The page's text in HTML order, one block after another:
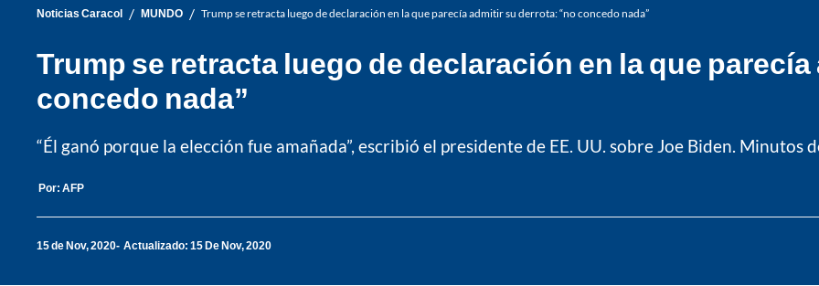
Noticias Caracol / MUNDO / Trump se retracta luego de declaración en la que parecía admitir su derrota: “no concedo nada”
Trump se retracta luego de declaración en la que
concedo nada”
“Él ganó porque la elección fue amañada”, escribió el presidente de EE. UU. sobre Joe Biden. Minutos
Por: AFP
15 de Nov, 2020 Actualizado: 15 De Nov, 2020